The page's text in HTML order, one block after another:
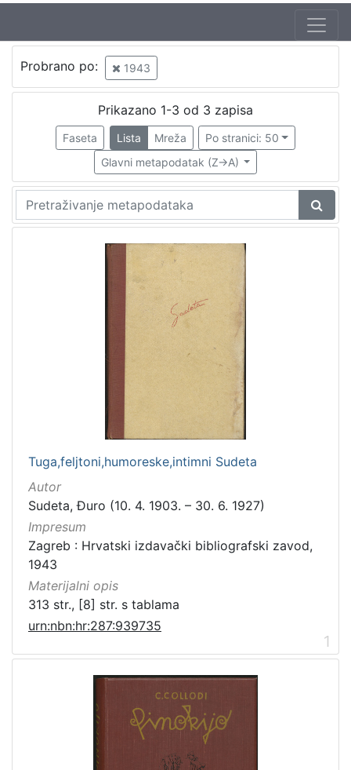
Jezik
hrvatski
Nakladnička
cjelina
Knjige za djecu i mladež
Probrano po: 1943
Prikazano 1-3 od 3 zapisa
Faseta Lista Mreža
Po stranici: 50
Glavni metapodatak (Z->A)
Tuga,feljtoni,humoreske,intimni Sudeta
Autor
Sudeta, Đuro (10. 4. 1903. – 30. 6. 1927)
Impresum
Zagreb : Hrvatski izdavački bibliografski zavod,
1943
Materijalni opis
313 str., [8] str. s tablama
urn:nbn:hr:287:939735
1